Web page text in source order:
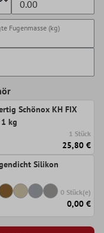
Fugenmasse (kg)
Schönox KH FIX
kg
1 Stück
25,80 €
Silikon
0 Stück(e)
0,00 €